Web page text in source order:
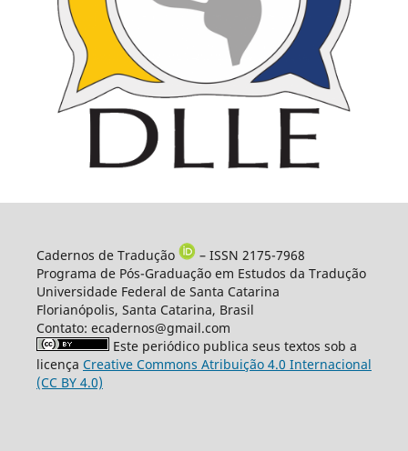
Cadernos de Tradução
– ISSN 2175-7968
Programa de Pós-Graduação em Estudos da Tradução
Universidade Federal de Santa Catarina
Florianópolis, Santa Catarina, Brasil
Contato: ecadernos@gmail.com
Este periódico publica seus textos sob a
licença Creative Commons Atribuição 4.0 Internacional
(CC BY 4.0)